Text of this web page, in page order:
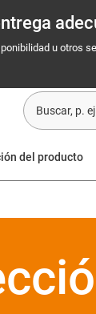
u otros
del producto